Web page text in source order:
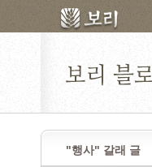
"행사" 갈래 글